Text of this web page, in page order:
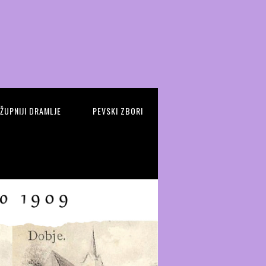
DRAMLJE PEVSKI ZBORI